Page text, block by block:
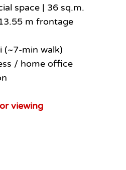
space | 36 sq.m.
m frontage
(~7-min walk)
/ home office
viewing